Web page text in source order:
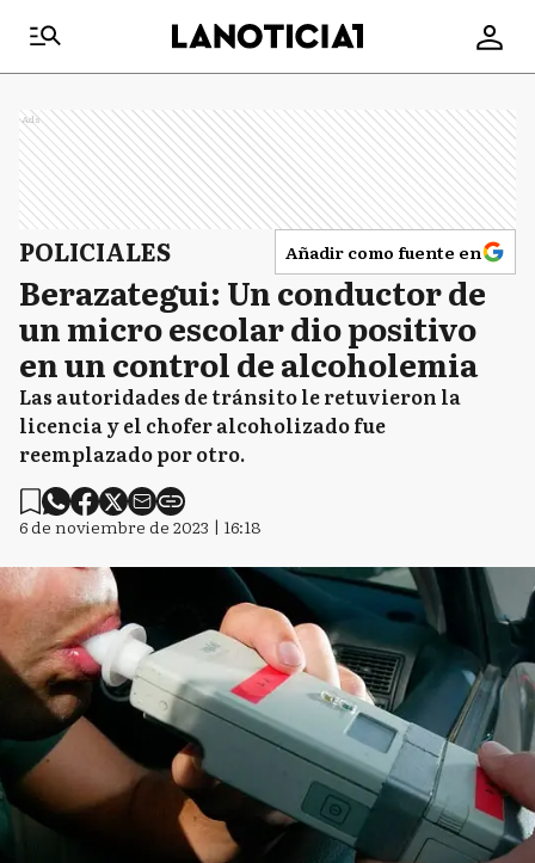
Ads
POLICIALES Añadir como fuente en
Berazategui: Un conductor de
un micro escolar dio positivo
en un control de alcoholemia
Las autoridades de tránsito le retuvieron la
licencia y el chofer alcoholizado fue
reemplazado por otro.
6 de noviembre de 2023 | 16:18